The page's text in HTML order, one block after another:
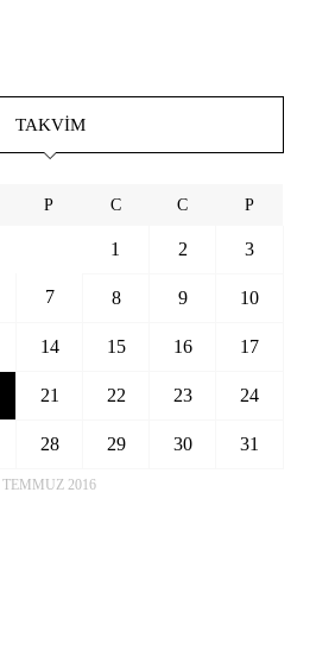
TAKVIM
TEMMUZ 2016
P C C P
1 2 3
7 8 9 10
14 15 16 17
21 22 23 24
28 29 30 31